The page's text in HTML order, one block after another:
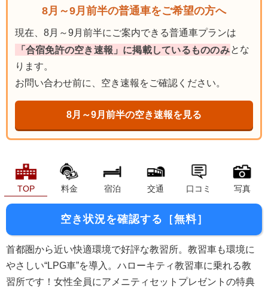
8月～9月前半の普通車をご希望の方へ
現在、8月～9月前半にご案内できる普通車プランは
「合宿免許の空き速報」に掲載しているもののみとな
ります。
お問い合わせ前に、空き速報をご確認ください。
8月～9月前半の空き速報を見る
TOP 料金 宿泊 交通 口コミ 写真
空き状況を確認する［無料］
首都圏から近い快適環境で好評な教習所。教習車も環境に
やさしい“LPG車”を導入。ハローキティ教習車に乗れる教
習所です！女性全員にアメニティセットプレゼントの特典